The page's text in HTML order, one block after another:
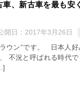
、新古車を最も安
開日： 2017年3月26日
ウン”です。 日本人
不況と呼ばれる時代